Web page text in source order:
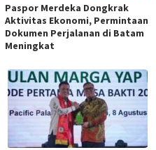
Paspor Merdeka Dongkrak
Aktivitas Ekonomi, Permintaan
Dokumen Perjalanan di Batam
Meningkat